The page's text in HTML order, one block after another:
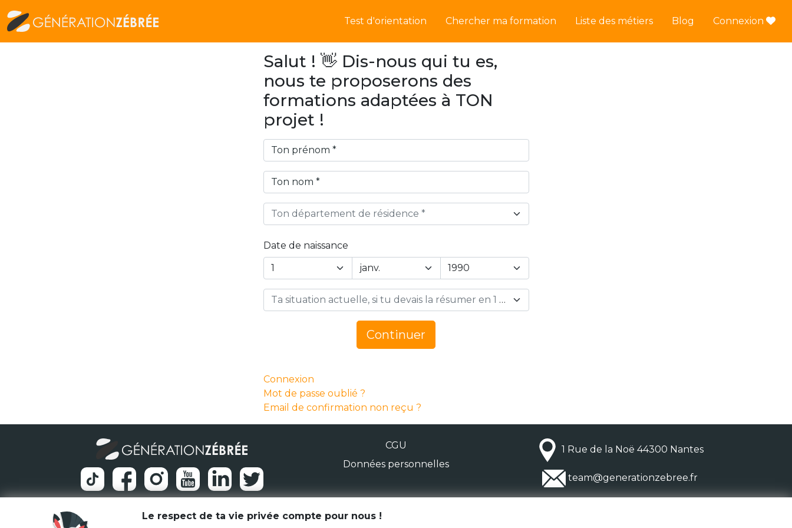
Test d'orientation Chercher ma formation Liste des métiers Blog Connexion
Salut ! 👋 Dis-nous qui tu es,
nous te proposerons des
formations adaptées à TON
projet !
Ton département de résidence *
Date de naissance
Year
Ta situation actuelle, si tu devais la résumer en 1 mot… *
Continuer
Connexion
Mot de passe oublié ?
Email de confirmation non reçu ?
CGU
Données personnelles
1 Rue de la Noë 44300 Nantes
team@generationzebree.fr
© Génération Zébrée 2026
Le respect de ta vie privée compte pour nous !